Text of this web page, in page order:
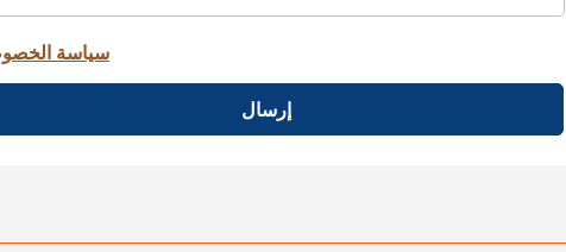
سياسة
إرسال